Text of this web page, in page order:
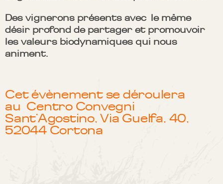
Des vignerons présents avec le même
désir profond de partager et promouvoir
les valeurs biodynamiques qui nous
animent.
Cet évènement se déroulera
au Centro Convegni
Sant’Agostino, Via Guelfa, 40,
52044 Cortona